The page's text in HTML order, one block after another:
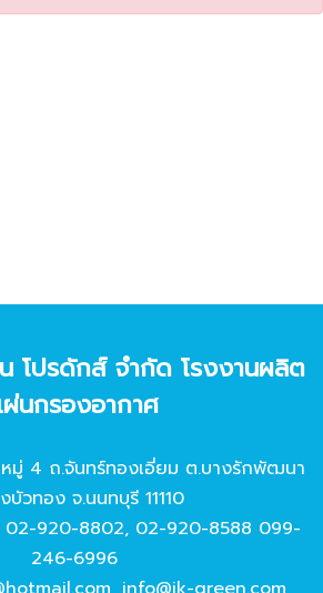
โปรดักส์ จํากัด โรงงานผลิต
นกรองอากาศ
มู่ 4 ถ.จันทร์ทองเอี่ยม ต.บางรักพัฒนา
บัวทอง จ.นนทบุรี 11110
02-920-8802, 02-920-8588 099-
246-6996